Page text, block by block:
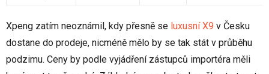
Xpeng zatím neoznámil, kdy přesně se luxusní X9 v Česku
dostane do prodeje, nicméně mělo by se tak stát v průběhu
podzimu. Ceny by podle vyjádření zástupců importéra měli